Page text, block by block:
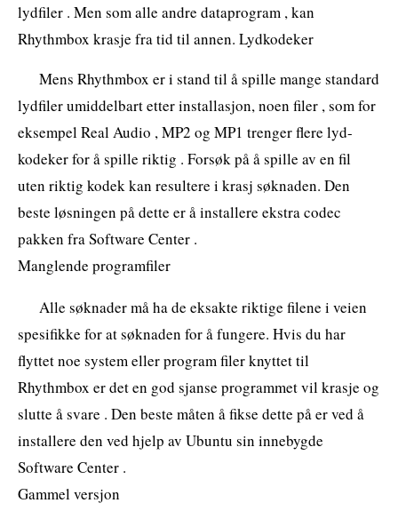
lydfiler . Men som alle andre dataprogram , kan
Rhythmbox krasje fra tid til annen. Lydkodeker
Mens Rhythmbox er i stand til å spille mange standard
lydfiler umiddelbart etter installasjon, noen filer , som for
eksempel Real Audio , MP2 og MP1 trenger flere lyd-
kodeker for å spille riktig . Forsøk på å spille av en fil
uten riktig kodek kan resultere i krasj søknaden. Den
beste løsningen på dette er å installere ekstra codec
pakken fra Software Center .
Manglende programfiler
Alle søknader må ha de eksakte riktige filene i veien
spesifikke for at søknaden for å fungere. Hvis du har
flyttet noe system eller program filer knyttet til
Rhythmbox er det en god sjanse programmet vil krasje og
slutte å svare . Den beste måten å fikse dette på er ved å
installere den ved hjelp av Ubuntu sin innebygde
Software Center .
Gammel versjon